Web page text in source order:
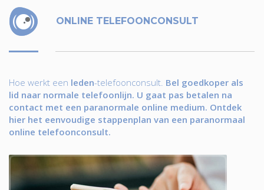
ONLINE TELEFOONCONSULT
Hoe werkt een leden-telefoonconsult. Bel goedkoper als
lid naar normale telefoonlijn. U gaat pas betalen na
contact met een paranormale online medium. Ontdek
hier het eenvoudige stappenplan van een paranormaal
online telefoonconsult.